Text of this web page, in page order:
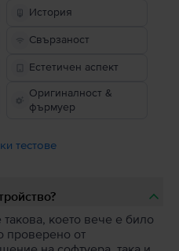
История
Свързаност
Естетичен аспект
Оригиналност &
фърмуер
тестове
което вече е било
проверено от